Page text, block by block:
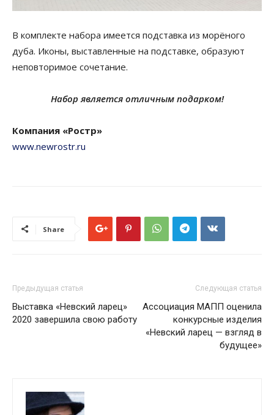
В комплекте набора имеется подставка из морёного
дуба. Иконы, выставленные на подставке, образуют
неповторимое сочетание.
Набор является отличным подарком!
Компания «Ростр»
www.newrostr.ru
Share
Предыдущая статья
Выставка «Невский ларец»
2020 завершила свою работу
Следующая статья
Ассоциация МАПП оценила
конкурсные изделия
«Невский ларец — взгляд в
будущее»